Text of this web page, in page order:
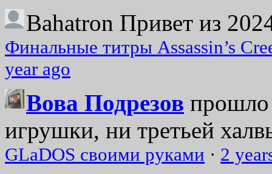
Bahatron Привет из
Финальные титры Assassin’s
year ago
Вова Подрезов прошло
игрушки, ни третьей
GLaDOS своими руками · 2